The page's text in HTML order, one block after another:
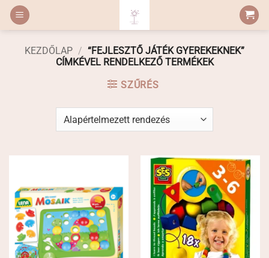
Skip
KEZDŐLAP / “FEJLESZTŐ JÁTÉK GYEREKEKNEK”
CÍMKÉVEL RENDELKEZŐ TERMÉKEK
SZŰRÉS